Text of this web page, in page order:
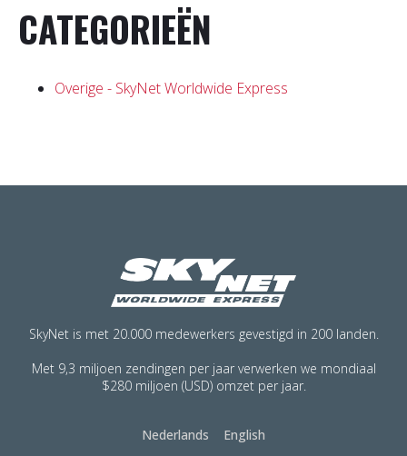
CATEGORIEËN
Overige - SkyNet Worldwide Express
SkyNet is met 20.000 medewerkers gevestigd in 200 landen.
Met 9,3 miljoen zendingen per jaar verwerken we mondiaal
$280 miljoen (USD) omzet per jaar.
Nederlands English